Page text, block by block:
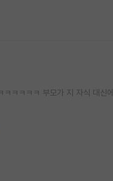
ㅋㅋㅋㅋ 부모가 지 자식 대신